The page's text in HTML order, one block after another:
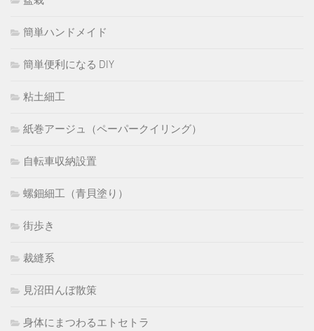
簡単ハンドメイド
簡単便利になる DIY
粘土細工
紙巻アージュ（ペーパークイリング）
自転車収納設置
螺鈿細工（青貝塗り）
街歩き
裁縫系
見沼田んぼ散策
身体にまつわるエトセトラ